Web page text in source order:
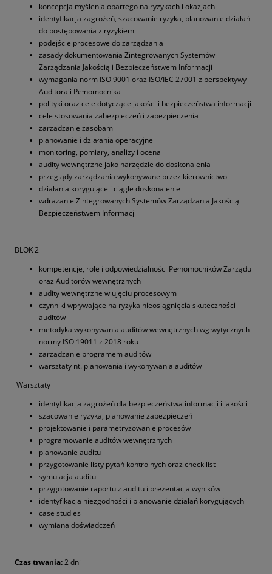
koncepcja myślenia opartego na ryzykach i okazjach
identyfikacja zagrożeń, szacowanie ryzyka, planowanie działań
do postępowania z ryzykiem
podejście procesowe do zarządzania
zasady dokumentowania Zintegrowanych Systemów
Zarządzania Jakością i Bezpieczeństwem Informacji
wymagania norm ISO 9001 oraz ISO/IEC 27001 z perspektywy
Auditora i Pełnomocnika
polityki oraz cele dotyczące jakości i bezpieczeństwa informacji
cele stosowania zabezpieczeń i zabezpieczenia
zarządzanie zasobami
planowanie i działania operacyjne
monitoring, pomiary, analizy i ocena
audity wewnętrzne jako narzędzie do doskonalenia
przeglądy zarządzania wykonywane przez kierownictwo
działania korygujące i ciągłe doskonalenie
wdrażanie Zintegrowanych Systemów Zarządzania Jakością i
Bezpieczeństwem Informacji
BLOK 2
kompetencje, role i odpowiedzialności Pełnomocników Zarządu
oraz Auditorów wewnętrznych
audity wewnętrzne w ujęciu procesowym
czynniki wpływające na ryzyka nieosiągnięcia skuteczności
auditów
metodyka wykonywania auditów wewnętrznych wg wytycznych
normy ISO 19011 z 2018 roku
zarządzanie programem auditów
warsztaty nt. planowania i wykonywania auditów
Warsztaty
identyfikacja zagrożeń dla bezpieczeństwa informacji i jakości
szacowanie ryzyka, planowanie zabezpieczeń
projektowanie i parametryzowanie procesów
programowanie auditów wewnętrznych
planowanie auditu
przygotowanie listy pytań kontrolnych oraz check list
symulacja auditu
przygotowanie raportu z auditu i prezentacja wyników
identyfikacja niezgodności i planowanie działań korygujących
case studies
wymiana doświadczeń
Czas trwania:2 dni